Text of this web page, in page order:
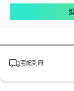
宅配到府